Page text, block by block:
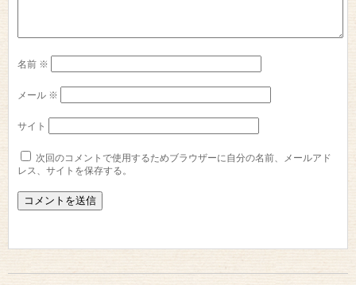
名前 ※
メール ※
サイト
次回のコメントで使用するためブラウザーに自分の名前、メールアド
レス、サイトを保存する。